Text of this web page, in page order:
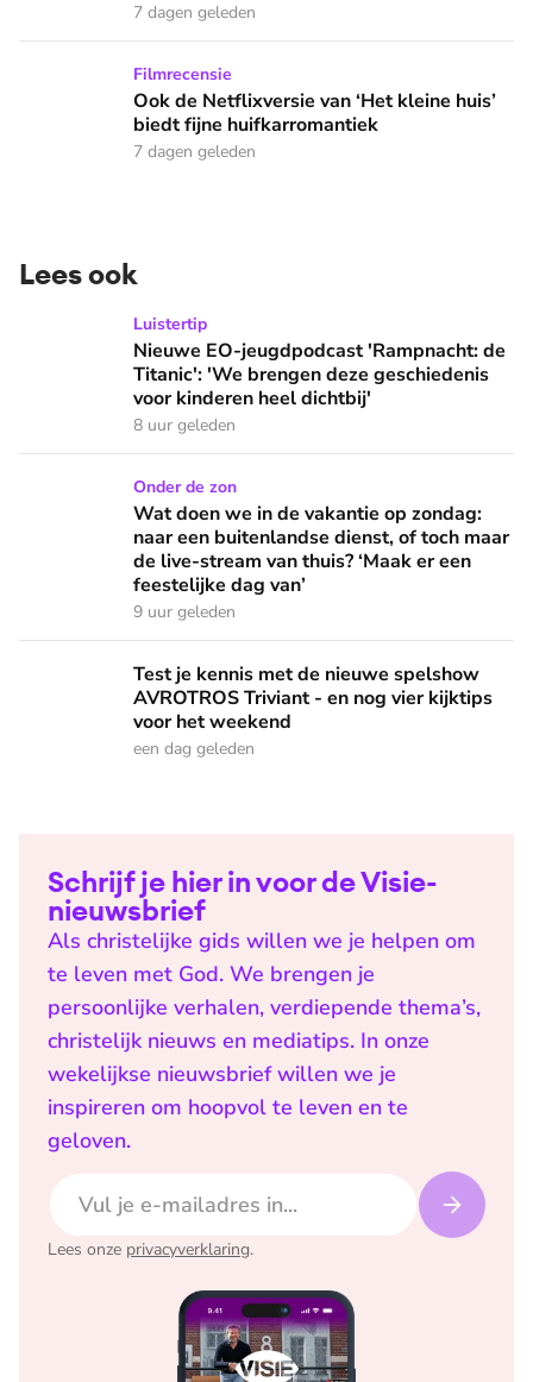
7 dagen geleden
Ook de Netflixversie van ‘Het kleine huis’ biedt fijne
Filmrecensie
Ook de Netflixversie van ‘Het kleine huis’
biedt fijne huifkarromantiek
7 dagen geleden
Lees ook
Nieuwe EO-jeugdpodcast 'Rampnacht: de Titanic': 'We
Luistertip
Nieuwe EO-jeugdpodcast 'Rampnacht: de
Titanic': 'We brengen deze geschiedenis
voor kinderen heel dichtbij'
8 uur geleden
Wat doen we in de vakantie op zondag: naar een
Onder de zon
Wat doen we in de vakantie op zondag:
naar een buitenlandse dienst, of toch maar
de live-stream van thuis? ‘Maak er een
feestelijke dag van’
9 uur geleden
Test je kennis met de nieuwe spelshow AVROTROS
Test je kennis met de nieuwe spelshow
AVROTROS Triviant - en nog vier kijktips
voor het weekend
een dag geleden
Schrijf je hier in voor de Visie-
nieuwsbrief
Als christelijke gids willen we je helpen om
te leven met God. We brengen je
persoonlijke verhalen, verdiepende thema’s,
christelijk nieuws en mediatips. In onze
wekelijkse nieuwsbrief willen we je
inspireren om hoopvol te leven en te
geloven.
Lees onze privacyverklaring.